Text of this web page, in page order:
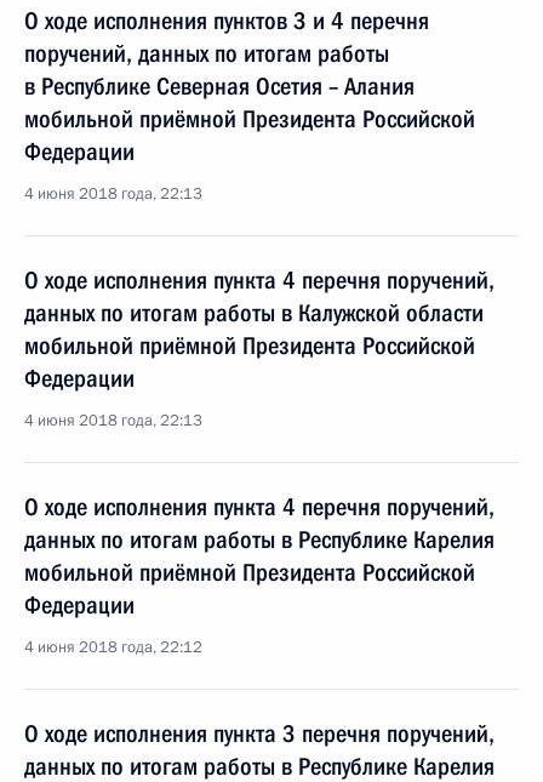
О ходе исполнения пунктов 3 и 4 перечня
поручений, данных по итогам работы
в Республике Северная Осетия – Алания
мобильной приёмной Президента Российской
Федерации
4 июня 2018 года, 22:13
О ходе исполнения пункта 4 перечня поручений,
данных по итогам работы в Калужской области
мобильной приёмной Президента Российской
Федерации
4 июня 2018 года, 22:13
О ходе исполнения пункта 4 перечня поручений,
данных по итогам работы в Республике Карелия
мобильной приёмной Президента Российской
Федерации
4 июня 2018 года, 22:12
О ходе исполнения пункта 3 перечня поручений,
данных по итогам работы в Республике Карелия